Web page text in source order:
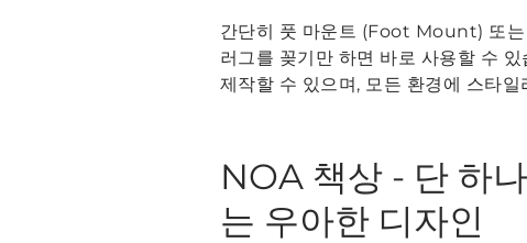
간단히 풋 마운트 (Foot Mount) 또
러그를 꽂기만 하면 바로 사용할 수
제작할 수 있으며, 모든 환경에 스타
NOA 책상 - 단 하
는 우아한 디자인